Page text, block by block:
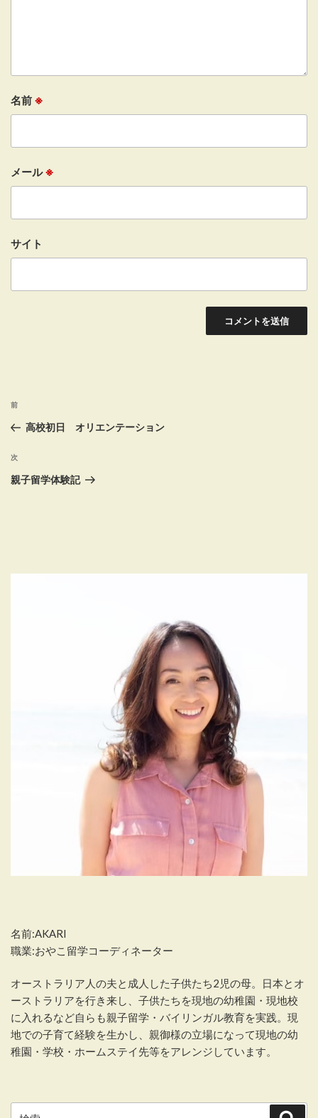
名前 ※
メール※
サイト
投
稿
ビ
前
の
稿
前
高校初日 オリエンテーション
次
の
次
親子留学体験記
名前:AKARI
職業:おやこ留学コーディネーター
オーストラリア人の夫と成人した子供たち2児の母。日本とオ
ーストラリアを行き来し、子供たちを現地の幼稚園・現地校
に入れるなど自らも親子留学・バイリンガル教育を実践。現
地での子育て経験を生かし、親御様の立場になって現地の幼
稚園・学校・ホームステイ先等をアレンジしています。